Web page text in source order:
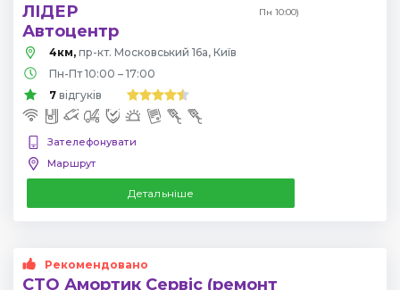
ЛІДЕР
Автоцентр
Пн 10:00)
4км, пр-кт. Московський 16а, Київ
Пн-Пт 10:00 – 17:00
7 відгуків
Зателефонувати
Маршрут
Детальніше
Рекомендовано
СТО Амортик Сервіс (ремонт